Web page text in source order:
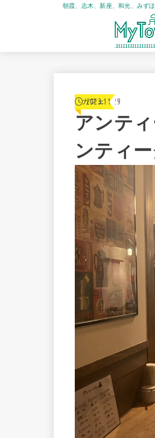
朝霞、志木、新座、和光、みず
カフェ
2023.11.29
アンテ
ンティ